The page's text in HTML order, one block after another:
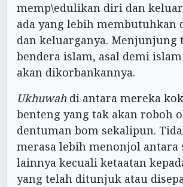
memp\edulikan diri dan
ada yang lebih membutuhkan
dan keluarganya.
bendera islam, asal demi
akan dikorbankannya.
Ukhuwahdi antara mereka
benteng yang tak akan roboh
dentuman bom sekalipun.
merasa lebih menonjol antara
lainnya kecuali ketaatan
yang telah ditunjuk atau